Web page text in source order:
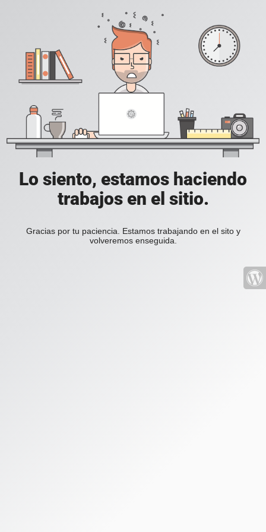
Lo siento, estamos haciendo
trabajos en el sitio.
Gracias por tu paciencia. Estamos trabajando en el sito y
volveremos enseguida.